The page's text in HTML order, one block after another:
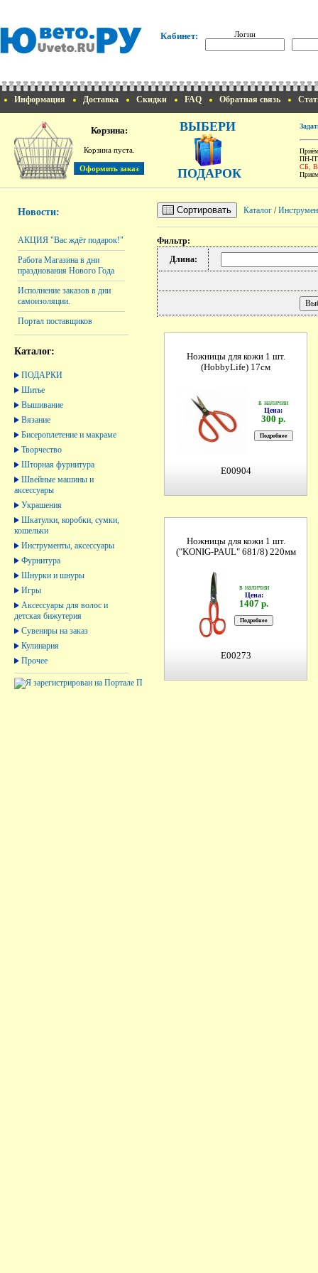
Кабинет: Логин
Информация Доставка Скидки FAQ Обратная связь
Корзина:
Корзина пуста.
ВЫБЕРИ
ПОДАРОК
ПН-
СБ,
Новости:
АКЦИЯ "Вас ждёт подарок!"
Работа Магазина в дни
празднования Нового Года
Исполнение заказов в дни
самоизоляции.
Портал поставщиков
Каталог:
ПОДАРКИ
Шитье
Вышивание
Вязание
Бисероплетение и макраме
Творчество
Шторная фурнитура
Швейные машины и
аксессуары
Украшения
Шкатулки, коробки, сумки,
кошельки
Инструменты, аксессуары
Фурнитура
Шнурки и шнуры
Игры
Аксессуары для волос и
детская бижутерия
Сувениры на заказ
Кулинария
Прочее
Сортировать Каталог /
Фильтр:
Длина:
Ножницы для кожи 1 шт.
(HobbyLife) 17см
в наличии
Цена:
300 р.
E00904
Ножницы для кожи 1 шт.
("KONIG-PAUL" 681/8) 220мм
в наличии
Цена:
1407 р.
E00273